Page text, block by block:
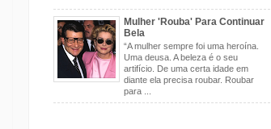
Mulher 'Rouba' Para Continuar
Bela
“A mulher sempre foi uma heroína.
Uma deusa. A beleza é o seu
artifício. De uma certa idade em
diante ela precisa roubar. Roubar
para ...